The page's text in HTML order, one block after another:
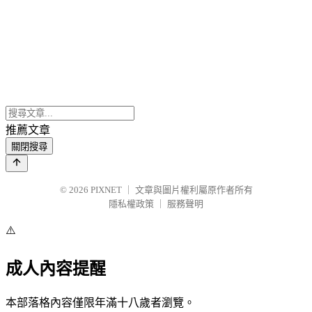
推薦文章
關閉搜尋
© 2026 PIXNET
文章與圖片權利屬原作者所有
隱私權政策
服務聲明
⚠️
成人內容提醒
本部落格內容僅限年滿十八歲者瀏覽。